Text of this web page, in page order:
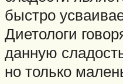
быстро
Диетологи
данную
но только